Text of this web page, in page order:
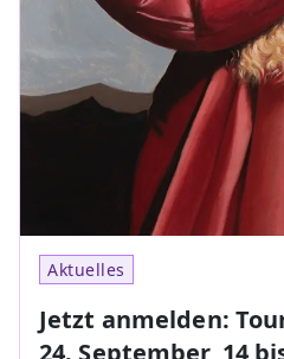
Aktuelles
Jetzt anmelden: